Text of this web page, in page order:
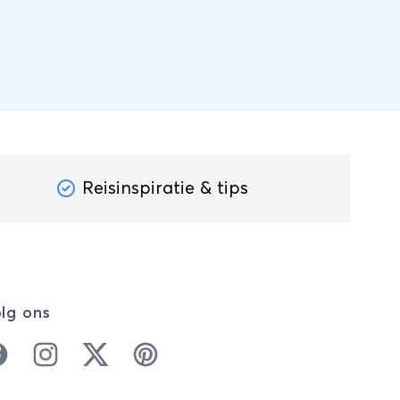
Reisinspiratie & tips
ons
InstagramTwitter Pinterest